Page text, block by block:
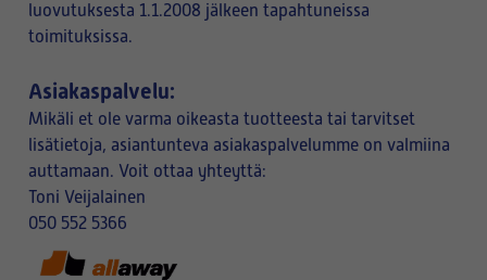
luovutuksesta 1.1.2008 jälkeen tapahtuneissa
toimituksissa.
Asiakaspalvelu:
Mikäli et ole varma oikeasta tuotteesta tai tarvitset
lisätietoja, asiantunteva asiakaspalvelumme on valmiina
auttamaan. Voit ottaa yhteyttä:
Toni Veijalainen
050 552 5366